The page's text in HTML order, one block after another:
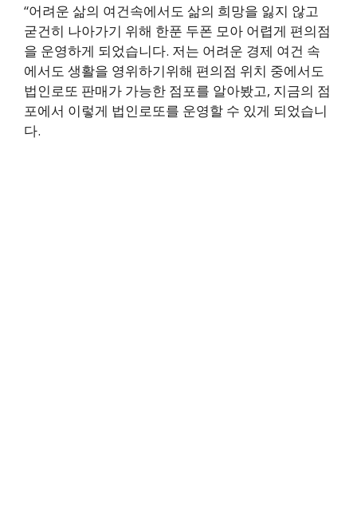
“어려운 삶의 여건속에서도 삶의 희망을 잃지 않고
굳건히 나아가기 위해 한푼 두폰 모아 어렵게 편의점
을 운영하게 되었습니다. 저는 어려운 경제 여건 속
에서도 생활을 영위하기위해 편의점 위치 중에서도
법인로또 판매가 가능한 점포를 알아봤고, 지금의 점
포에서 이렇게 법인로또를 운영할 수 있게 되었습니
다.